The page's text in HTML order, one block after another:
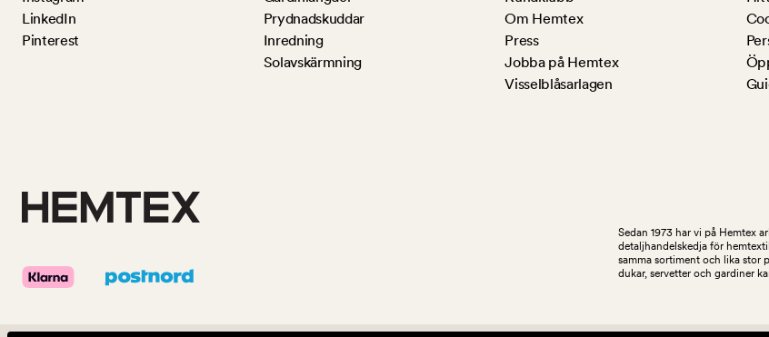
LinkedIn
Pinterest
Prydnadskuddar
Inredning
Solavskärmning
Om Hemtex
Press
Jobba på Hemtex
Visselblåsarlagen
Sedan 1973 har vi på Hemtex
detaljhandelskedja för
samma sortiment och lika stor
dukar, servetter och gardiner